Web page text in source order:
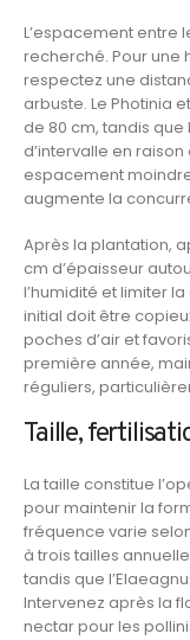
L’espacement entre
recherché. Pour
respectez une
arbuste. Le Photinia
de 80 cm, tandis que
d’intervalle en
espacement
augmente la
Après la plantation,
cm d’épaisseur
l’humidité et limiter
initial doit être
poches d’air et
première année,
réguliers,
Taille,
La taille constitue
pour maintenir la
fréquence varie
à trois tailles
tandis que
Intervenez après la
nectar pour les